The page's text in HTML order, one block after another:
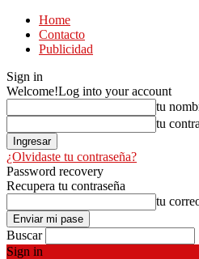
Home
Contacto
Publicidad
Sign in
Welcome!Log into your account
tu
tu
¿Olvidaste tu contraseña?
Password recovery
Recupera tu contraseña
tu
Buscar
Sign in